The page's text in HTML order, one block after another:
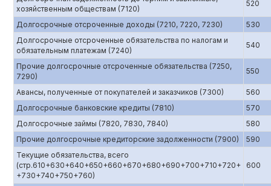
хозяйственным обществам (7120)
520
Долгосрочные отсроченные доходы (7210, 7220, 7230)
530
Долгосрочные отсроченные обязательства по налогам и
обязательным платежам (7240)
540
Прочие долгосрочные отсроченные обязательства (7250,
7290)
550
Авансы, полученные от покупателей и заказчиков (7300)
560
Долгосрочные банковские кредиты (7810)
570
Долгосрочные займы (7820, 7830, 7840)
580
Прочие долгосрочные кредиторские задолженности (7900)
590
Текущие обязательства, всего
(стр.610+630+640+650+660+670+680+690+700+710+720+
+730+740+750+760)
600